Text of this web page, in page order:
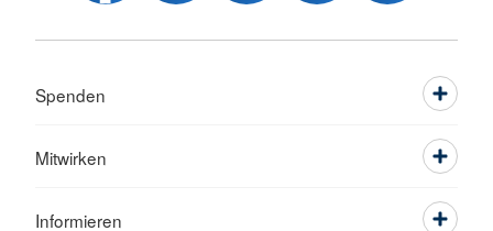
Spenden
Mitwirken
Informieren